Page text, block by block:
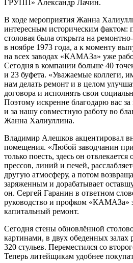
ГРУПП» Александр Лачин.
В ходе мероприятия Жанна
интересным историческим фактом:
столовая была открыта на
в ноябре 1973 года, а к моменту
на всех заводах «КАМАЗа» уже
Сегодня в компании больше 40
и 23 буфета. «Уважаемые коллеги,
нам делать ремонт и в целом
договора и исполнять свои
Поэтому искренне благодарю вас
и за нашу совместную работу во
Жанна Халиуллина.
Владимир Алешков акцентировал
помещения. «Любой заводчанин
только поесть, здесь он отвлекается
прессов, линий и печей,
другую атмосферу, а потом
заряженным и дорабатывает
он. Сергей Гаранин в ответном
руководство и профком «КАМАЗа»
капитальный ремонт.
Сегодня стены обновлённой
картинами, в двух обеденных залах
320 стульев. Переместился со
Теперь литейщикам удобнее